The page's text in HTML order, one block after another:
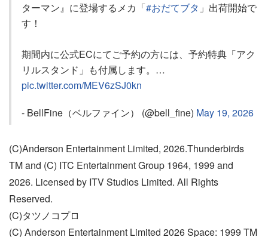
ターマン』に登場するメカ「#おだてブタ 」出荷開始で
す！
期間内に公式ECにてご予約の方には、予約特典「アク
リルスタンド」も付属します。…
pic.twitter.com/MEV6zSJ0kn
- BellFine（ベルファイン） (@bell_fine) May 19, 2026
(C)Anderson Entertainment Limited, 2026.Thunderbirds
TM and (C) ITC Entertainment Group 1964, 1999 and
2026. Licensed by ITV Studios Limited. All Rights
Reserved.
(C)タツノコプロ
(C) Anderson Entertainment Limited 2026 Space: 1999 TM